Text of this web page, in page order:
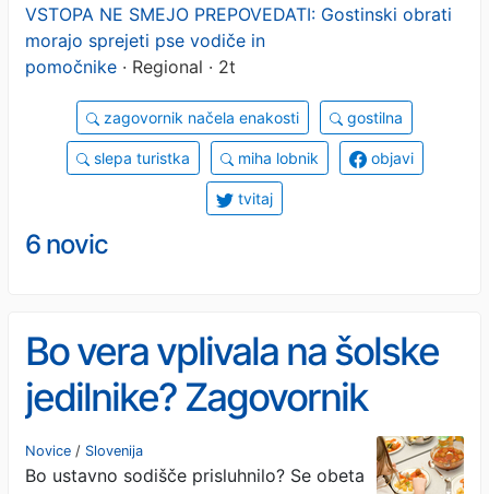
VSTOPA NE SMEJO PREPOVEDATI: Gostinski obrati
morajo sprejeti pse vodiče in
pomočnike · Regional · 2t
zagovornik načela enakosti gostilna
slepa turistka miha lobnik objavi
tvitaj
6 novic
Bo vera vplivala na šolske
jedilnike? Zagovornik
sprožil ustavno presojo
Novice / Slovenija
Bo ustavno sodišče prisluhnilo? Se obeta